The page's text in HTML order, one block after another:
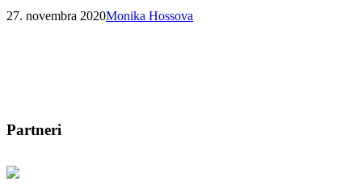
27. novembra 2020Monika Hossova
Partneri